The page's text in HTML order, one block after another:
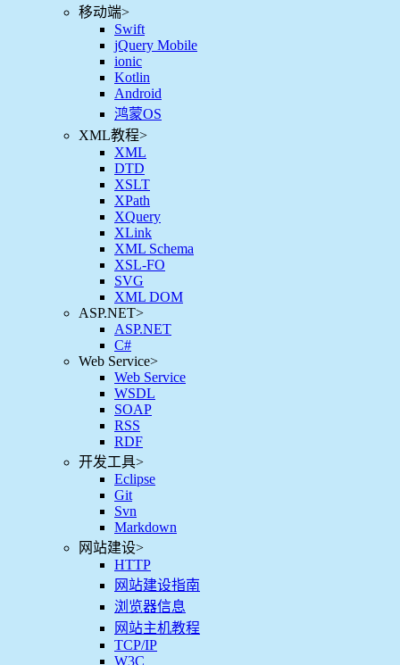
移动端>
Swift
jQuery Mobile
ionic
Kotlin
Android
鸿蒙OS
XML教程>
XML
DTD
XSLT
XPath
XQuery
XLink
XML Schema
XSL-FO
SVG
XML DOM
ASP.NET>
ASP.NET
C#
Web Service>
Web Service
WSDL
SOAP
RSS
RDF
开发工具>
Eclipse
Git
Svn
Markdown
网站建设>
HTTP
网站建设指南
浏览器信息
网站主机教程
TCP/IP
W3C